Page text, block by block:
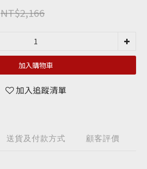
NT$2,166
加入購物車
加入追蹤清單
送貨及付款方式 顧客評價